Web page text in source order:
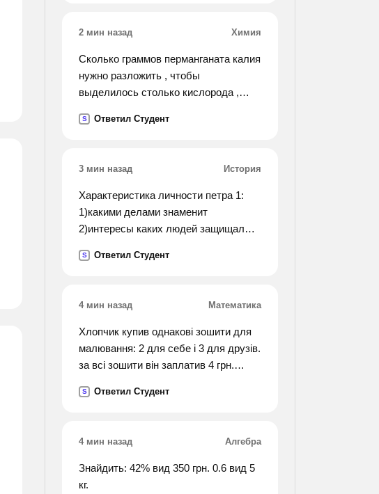
2 мин назад Химия
Сколько граммов перманганата калия
нужно разложить , чтобы
выделилось столько кислорода ,
разложении 10,2 г перексида
S Ответил Студент
3 мин назад История
Характеристика личности петра 1:
1)какими делами знаменит
2)интересы каких людей защищал
деятельности
S Ответил Студент
4 мин назад Математика
Хлопчик купив однакові зошити для
малювання: 2 для себе і 3 для друзів.
за всі зошити він заплатив 4 грн.
S Ответил Студент
4 мин назад Алгебра
Знайдить: 42% вид 350 грн. 0.6 вид 5
кг.